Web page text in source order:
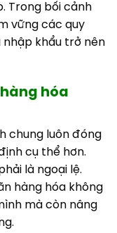
Trong bối cảnh
vững các quy
nhập khẩu trở nên
hóa
chung luôn đóng
cụ thể hơn.
là ngoại lệ.
hàng hóa không
mà còn nâng